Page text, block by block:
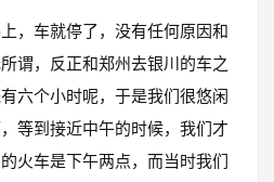
，车就停了，没有任何原因和
谓，反正和郑州去银川的车之
六个小时呢，于是我们很悠闲
等到接近中午的时候，我们才
火车是下午两点，而当时我们